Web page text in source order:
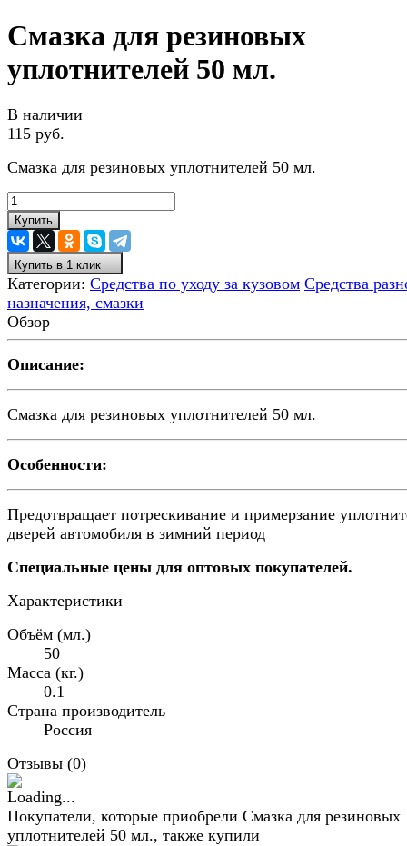
Смазка для резиновых
уплотнителей 50 мл.
В наличии
115 руб.
Смазка для резиновых уплотнителей 50 мл.
Купить
Купить в 1 клик
Категории: Средства по уходу за кузовом Средства
назначения, смазки
Обзор
Описание:
Смазка для резиновых уплотнителей 50 мл.
Особенности:
Предотвращает потрескивание и примерзание
дверей автомобиля в зимний период
Специальные цены для оптовых покупателей.
Характеристики
Объём (мл.)
50
Масса (кг.)
0.1
Страна производитель
Россия
Отзывы (0)
Покупатели, которые приобрели Смазка для резиновых
уплотнителей 50 мл., также купили